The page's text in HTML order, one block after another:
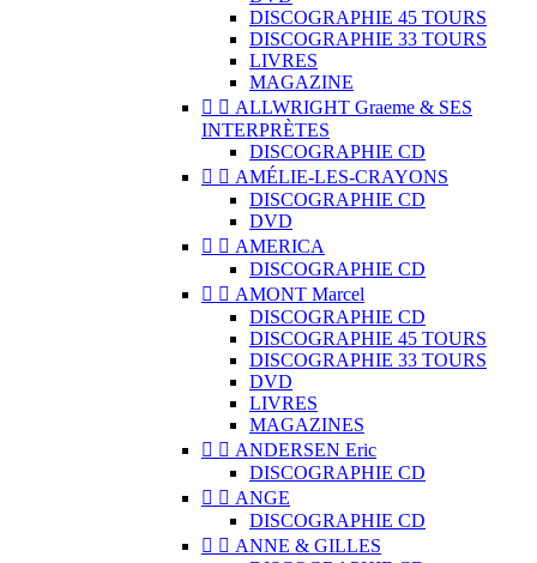
DISCOGRAPHIE 45 TOURS
DISCOGRAPHIE 33 TOURS
LIVRES
MAGAZINE
  ALLWRIGHT Graeme & SES
INTERPRÈTES
DISCOGRAPHIE CD
  AMÉLIE-LES-CRAYONS
DISCOGRAPHIE CD
DVD
  AMERICA
DISCOGRAPHIE CD
  AMONT Marcel
DISCOGRAPHIE CD
DISCOGRAPHIE 45 TOURS
DISCOGRAPHIE 33 TOURS
DVD
LIVRES
MAGAZINES
  ANDERSEN Eric
DISCOGRAPHIE CD
  ANGE
DISCOGRAPHIE CD
  ANNE & GILLES